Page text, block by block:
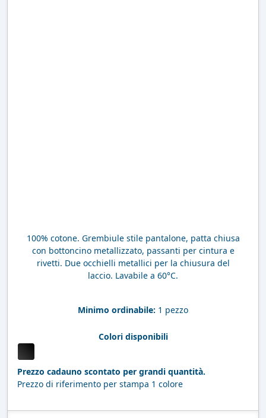
100% cotone. Grembiule stile pantalone, patta chiusa
con bottoncino metallizzato, passanti per cintura e
rivetti. Due occhielli metallici per la chiusura del
laccio. Lavabile a 60°C.
Minimo ordinabile: 1 pezzo
Colori disponibili
Prezzo cadauno scontato per grandi quantità.
Prezzo di riferimento per stampa 1 colore